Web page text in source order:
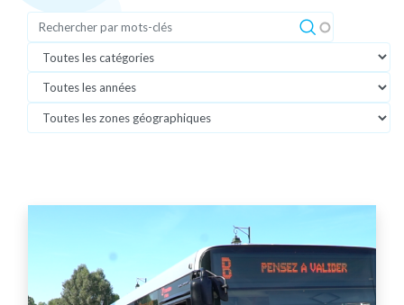
Rechercher
Catégorie d'actualité
Années
Zones géographiques